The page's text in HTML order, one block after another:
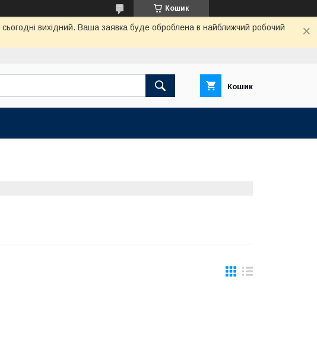
Кошик
вихідний. Ваша заявка буде оброблена в найближчий робочий
Кошик